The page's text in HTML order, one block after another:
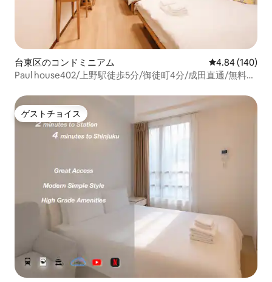
台東区のコンドミニアム レビュー140
4.84 (140)
Paul house402/上野駅徒歩5分/御徒町4分/成田直通/無料高
中国語対応
ゲストチョイス
ゲストチョイス